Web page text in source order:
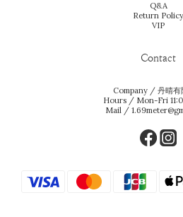
Q&A
Return Policy
VIP
Contact
Company / 丹晴有
Hours / Mon-Fri
Mail /